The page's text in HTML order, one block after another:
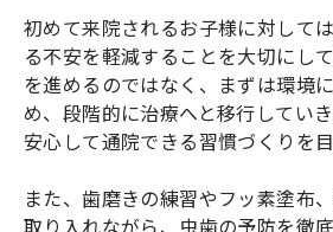
初めて来院されるお子様に対して
る不安を軽減することを大切にし
を進めるのではなく、まずは環境
め、段階的に治療へと移行していき
安心して通院できる習慣づくりを目
また、歯磨きの練習やフッ素塗布
取り入れながら、虫歯の予防を徹